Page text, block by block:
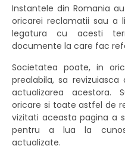
Instantele din Romania
oricarei reclamatii sau a
legatura cu acesti
documente la care fac
Societatea poate, in
prealabila, sa
actualizarea acestora.
oricare si toate astfel de
vizitati aceasta pagina a
pentru a lua la
actualizate.